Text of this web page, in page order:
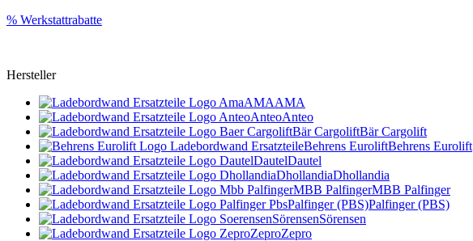
% Werkstattrabatte
Hersteller
AMAAMA
AnteoAnteo
Bär CargoliftBär Cargolift
Behrens EuroliftBehrens Eurolift
DautelDautel
DhollandiaDhollandia
MBB PalfingerMBB Palfinger
Palfinger (PBS)Palfinger (PBS)
SörensenSörensen
ZeproZepro